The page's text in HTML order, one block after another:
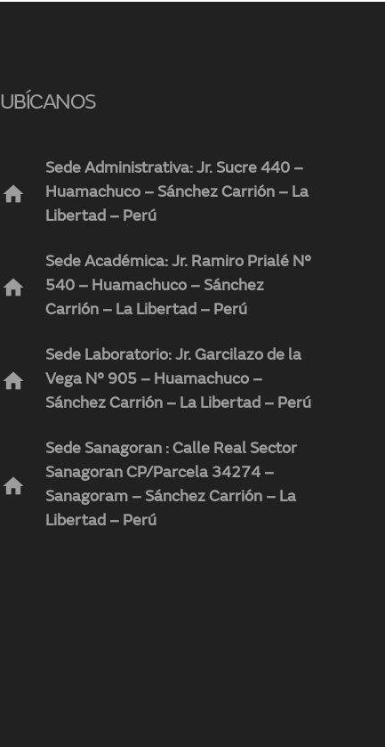
UBÍCANOS
home
Sede Administrativa: Jr. Sucre 440 –
Huamachuco – Sánchez Carrión – La
Libertad – Perú
home
Sede Académica: Jr. Ramiro Prialé N°
540 – Huamachuco – Sánchez
Carrión – La Libertad – Perú
home
Sede Laboratorio: Jr. Garcilazo de la
Vega N° 905 – Huamachuco –
Sánchez Carrión – La Libertad – Perú
home
Sede Sanagoran : Calle Real Sector
Sanagoran CP/Parcela 34274 –
Sanagoram – Sánchez Carrión – La
Libertad – Perú